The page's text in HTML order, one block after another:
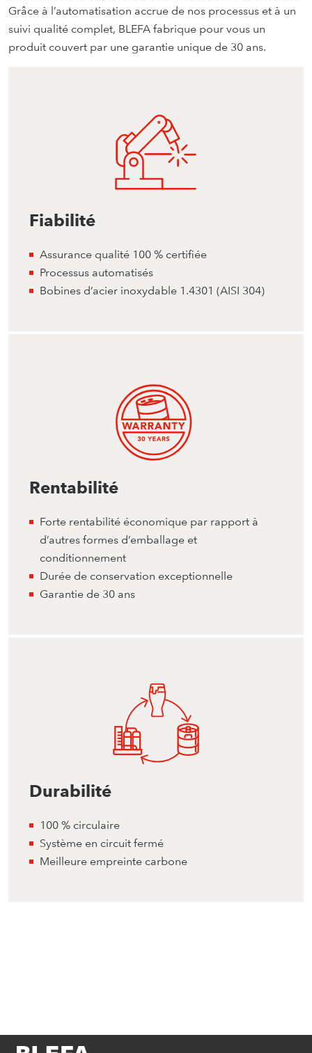
Grâce à l’automatisation accrue de nos processus et à un
suivi qualité complet, BLEFA fabrique pour vous un
produit couvert par une garantie unique de 30 ans.
Fiabilité
Assurance qualité 100 % certifiée
Processus automatisés
Bobines d’acier inoxydable 1.4301 (AISI 304)
Rentabilité
Forte rentabilité économique par rapport à
d’autres formes d’emballage et
conditionnement
Durée de conservation exceptionnelle
Garantie de 30 ans
Durabilité
100 % circulaire
Système en circuit fermé
Meilleure empreinte carbone